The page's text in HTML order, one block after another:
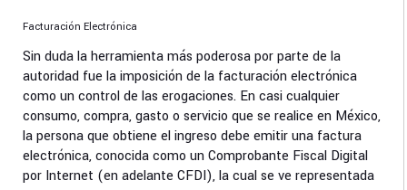
Facturación Electrónica
Sin duda la herramienta más poderosa por parte de la
autoridad fue la imposición de la facturación electrónica
como un control de las erogaciones. En casi cualquier
consumo, compra, gasto o servicio que se realice en México,
la persona que obtiene el ingreso debe emitir una factura
electrónica, conocida como un Comprobante Fiscal Digital
por Internet (en adelante CFDI), la cual se ve representada